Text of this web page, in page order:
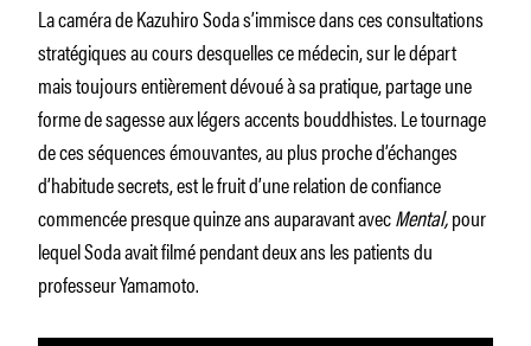
La caméra de Kazuhiro Soda s’immisce dans ces consultations
stratégiques au cours desquelles ce médecin, sur le départ
mais toujours entièrement dévoué à sa pratique, partage une
forme de sagesse aux légers accents bouddhistes. Le tournage
de ces séquences émouvantes, au plus proche d’échanges
d’habitude secrets, est le fruit d’une relation de confiance
commencée presque quinze ans auparavant avecMental,pour
lequel Soda avait filmé pendant deux ans les patients du
professeur Yamamoto.